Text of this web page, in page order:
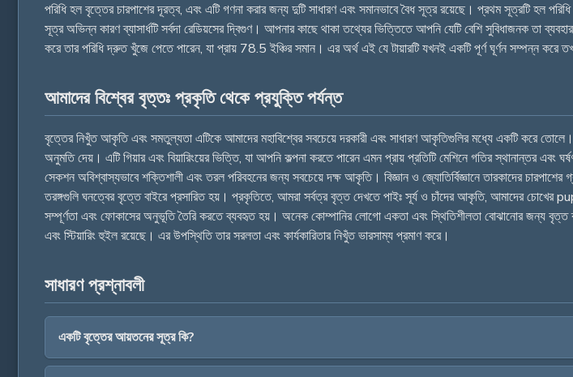
পরিধি হল বৃত্তের চারপাশের দূরত্ব, এবং এটি গণনা করার জন্য দুটি সাধারণ এবং সমানভাবে বৈধ সূত্র রয়েছে। প্রথম সূত্রটি হল
সূত্র অভিন্ন কারণ ব্যাসার্ধটি সর্বদা রেডিয়সের দ্বিগুণ। আপনার কাছে থাকা তথ্যের ভিত্তিতে আপনি যেটি বেশি সুবিধাজনক তা
করে তার পরিধি দ্রুত খুঁজে পেতে পারেন, যা প্রায় 78.5 ইঞ্চির সমান। এর অর্থ এই যে টায়ারটি যখনই একটি পূর্ণ ঘূর্ণন সম্পন্ন করে
আমাদের বিশ্বের বৃত্তঃ প্রকৃতি থেকে প্রযুক্তি পর্যন্ত
বৃত্তের নিখুঁত আকৃতি এবং সমতুল্যতা এটিকে আমাদের মহাবিশ্বের সবচেয়ে দরকারী এবং সাধারণ আকৃতিগুলির মধ্যে একটি করে তোলে।
অনুমতি দেয়। এটি গিয়ার এবং বিয়ারিংয়ের ভিত্তি, যা আপনি কল্পনা করতে পারেন এমন প্রায় প্রতিটি মেশিনে গতির
সেকশন অবিশ্বাস্যভাবে শক্তিশালী এবং তরল পরিবহনের জন্য সবচেয়ে দক্ষ আকৃতি। বিজ্ঞান ও জ্যোতির্বিজ্ঞানে তারকাদের
তরঙ্গগুলি ঘনত্বের বৃত্তে বাইরে প্রসারিত হয়। প্রকৃতিতে, আমরা সর্বত্র বৃত্ত দেখতে পাইঃ সূর্য ও চাঁদের আকৃতি, আমাদের
সম্পূর্ণতা এবং ফোকাসের অনুভূতি তৈরি করতে ব্যবহৃত হয়। অনেক কোম্পানির লোগো একতা এবং স্থিতিশীলতা বোঝানোর জন্য বৃত্ত
এবং স্টিয়ারিং হুইল রয়েছে। এর উপস্থিতি তার সরলতা এবং কার্যকারিতার নিখুঁত ভারসাম্য প্রমাণ করে।
সাধারণ প্রশ্নাবলী
একটি বৃত্তের আয়তনের সূত্র কি?